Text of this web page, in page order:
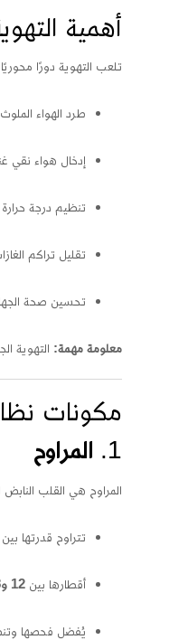
أهمية
تلعب التهوية دورًا
طرد الهواء
إدخال هواء نقي
تنظيم درجة
تقليل تراكم
تحسين صحة
معلومة مهمة: التهوية
مكونات
1. المراوح
المراوح هي القلب
تتراوح قدرتها بين
أقطارها بين 12 و48 بوصة
يُفضل فحصها